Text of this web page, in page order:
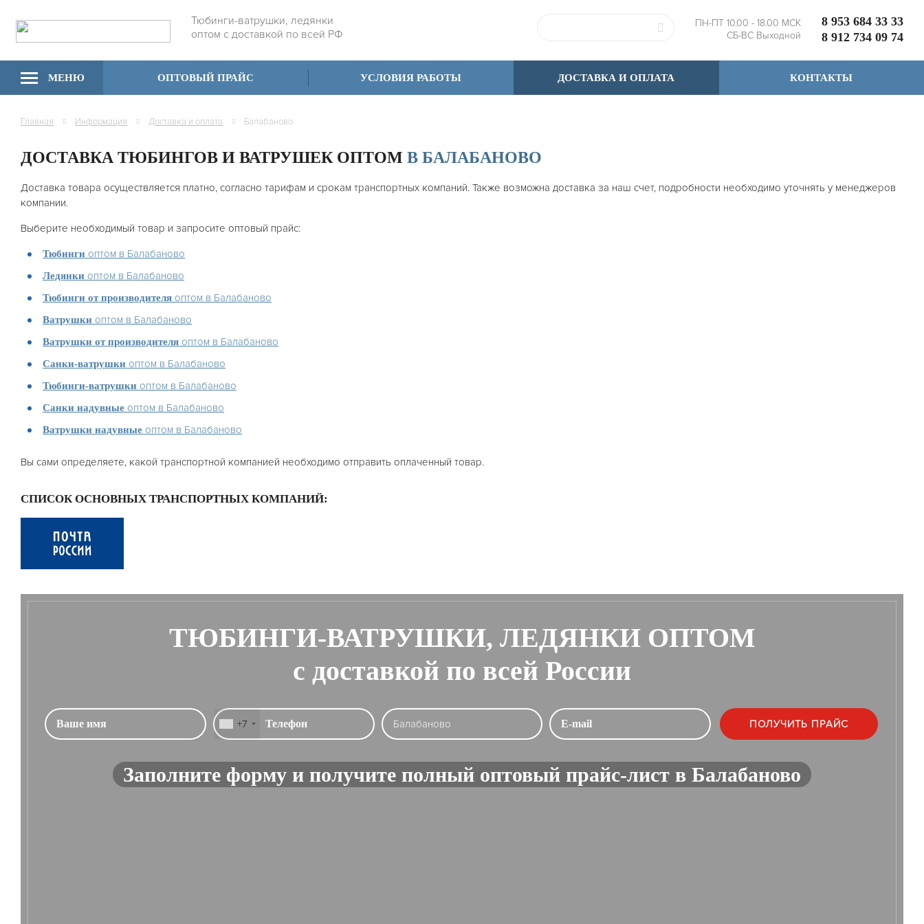
Тюбинги-ватрушки, ледянки
оптом с доставкой по всей РФ
ПН-ПТ 10.00 - 18.00 МСК
СБ-ВС Выходной
8 953 684 33 33
8 912 734 09 74
МЕНЮ ОПТОВЫЙ ПРАЙС УСЛОВИЯ РАБОТЫ ДОСТАВКА И ОПЛАТА КОНТАКТЫ
Главная Информация Доставка и оплата Балабаново
ДОСТАВКА ТЮБИНГОВ И ВАТРУШЕК ОПТОМ В БАЛАБАНОВО
Доставка товара осуществляется платно, согласно тарифам и срокам транспортных компаний. Также возможна доставка за наш счет, подробности необходимо уточнять у менеджеров
компании.
Выберите необходимый товар и запросите оптовый прайс:
Тюбинги оптом в Балабаново
Ледянки оптом в Балабаново
Тюбинги от производителя оптом в Балабаново
Ватрушки оптом в Балабаново
Ватрушки от производителя оптом в Балабаново
Санки-ватрушки оптом в Балабаново
Тюбинги-ватрушки оптом в Балабаново
Санки надувные оптом в Балабаново
Ватрушки надувные оптом в Балабаново
Вы сами определяете, какой транспортной компанией необходимо отправить оплаченный товар.
СПИСОК ОСНОВНЫХ ТРАНСПОРТНЫХ КОМПАНИЙ:
ТЮБИНГИ-ВАТРУШКИ, ЛЕДЯНКИ ОПТОМ
с доставкой по всей России
+7
Заполните форму и получите полный оптовый прайс-лист в Балабаново